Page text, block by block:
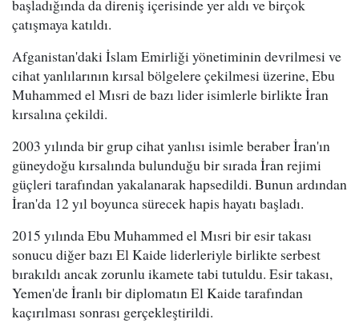
başladığında da direniş içerisinde yer aldı ve birçok
çatışmaya katıldı.
Afganistan'daki İslam Emirliği yönetiminin devrilmesi ve
cihat yanlılarının kırsal bölgelere çekilmesi üzerine, Ebu
Muhammed el Mısri de bazı lider isimlerle birlikte İran
kırsalına çekildi.
2003 yılında bir grup cihat yanlısı isimle beraber İran'ın
güneydoğu kırsalında bulunduğu bir sırada İran rejimi
güçleri tarafından yakalanarak hapsedildi. Bunun ardından
İran'da 12 yıl boyunca sürecek hapis hayatı başladı.
2015 yılında Ebu Muhammed el Mısri bir esir takası
sonucu diğer bazı El Kaide liderleriyle birlikte serbest
bırakıldı ancak zorunlu ikamete tabi tutuldu. Esir takası,
Yemen'de İranlı bir diplomatın El Kaide tarafından
kaçırılması sonrası gerçekleştirildi.